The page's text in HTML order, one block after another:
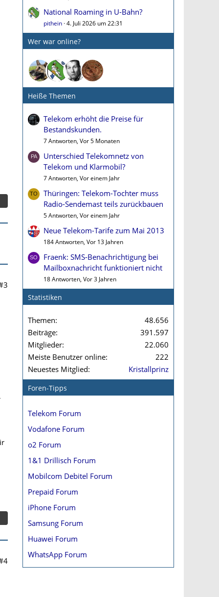
National Roaming in U-Bahn?
pithein 4. Juli 2026 um 22:31
Wer war online?
Heiße Themen
Telekom erhöht die Preise für
Bestandskunden.
7 Antworten, Vor 5 Monaten
Unterschied Telekomnetz von
Telekom und Klarmobil?
7 Antworten, Vor einem Jahr
Thüringen: Telekom-Tochter muss
Radio-Sendemast teils zurückbauen
5 Antworten, Vor einem Jahr
Neue Telekom-Tarife zum Mai 2013
184 Antworten, Vor 13 Jahren
Fraenk: SMS-Benachrichtigung bei
Mailboxnachricht funktioniert nicht
18 Antworten, Vor 3 Jahren
Statistiken
Themen
48.656
Beiträge
391.597
Mitglieder
22.060
Meiste Benutzer online
222
Neuestes Mitglied
Kristallprinz
Foren-Tipps
Telekom Forum
Vodafone Forum
o2 Forum
1&1 Drillisch Forum
Mobilcom Debitel Forum
Prepaid Forum
iPhone Forum
Samsung Forum
Huawei Forum
WhatsApp Forum